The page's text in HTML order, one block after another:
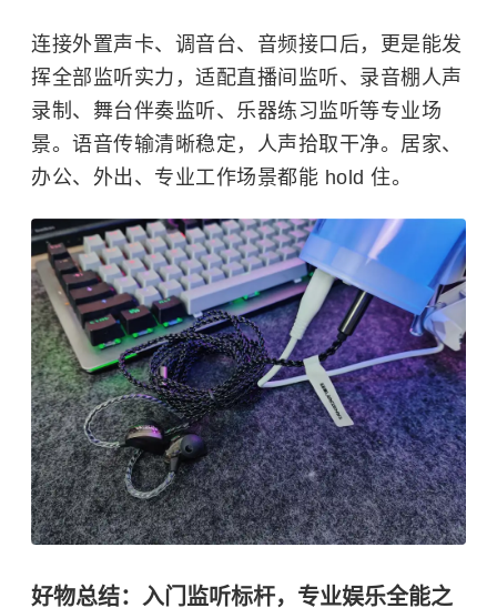
连接外置声卡、调音台、音频接口后，更是能发
挥全部监听实力，适配直播间监听、录音棚人声
录制、舞台伴奏监听、乐器练习监听等专业场
景。语音传输清晰稳定，人声拾取干净。居家、
办公、外出、专业工作场景都能 hold 住。
好物总结：入门监听标杆，专业娱乐全能之